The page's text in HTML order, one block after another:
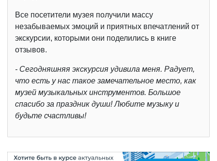
Все посетители музея получили массу
незабываемых эмоций и приятных впечатлений от
экскурсии, которыми они поделились в книге
отзывов.
- Сегодняшняя экскурсия удивила меня. Радует,
что есть у нас такое замечательное место, как
музей музыкальных инструментов. Большое
спасибо за праздник души! Любите музыку и
будьте счастливы!